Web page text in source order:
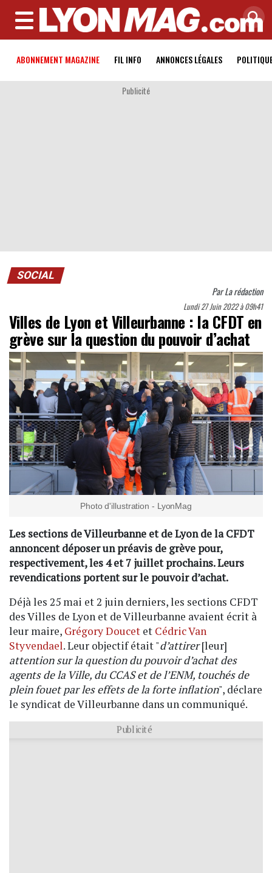
MENU
ABONNEMENT MAGAZINE FIL INFO ANNONCES LÉGALES
Publicité
SOCIAL
ParLa rédaction
Lundi 27 Juin 2022 à 09h41
Villes de Lyon et Villeurbanne : la CFDT en
grève sur la question du pouvoir d’achat
Photo d'illustration - LyonMag
Les sections de Villeurbanne et de Lyon de la CFDT
annoncent déposer un préavis de grève pour,
respectivement, les 4 et 7 juillet prochains. Leurs
revendications portent sur le pouvoir d’achat.
Déjà les 25 mai et 2 juin derniers, les sections CFDT
des Villes de Lyon et de Villeurbanne avaient écrit à
leur maire, Grégory Doucet et Cédric Van
Styvendael. Leur objectif était "d’attirer[leur]
attention sur la question du pouvoir d’achat des
agents de la Ville, du CCAS et de l’ENM, touchés de
plein fouet par les effets de la forte inflation", déclare
le syndicat de Villeurbanne dans un communiqué.
Publicité